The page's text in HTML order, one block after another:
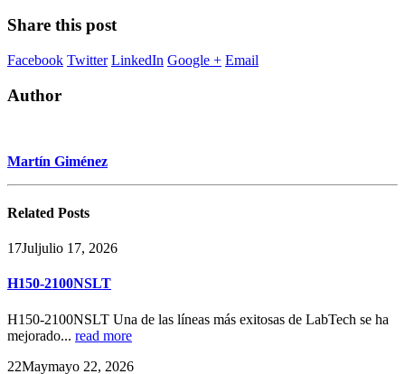
Share this post
Facebook Twitter LinkedIn Google + Email
Author
Martín Giménez
Related Posts
17Juljulio 17, 2026
H150-2100NSLT
H150-2100NSLT Una de las líneas más exitosas de LabTech se ha
mejorado... read more
22Maymayo 22, 2026